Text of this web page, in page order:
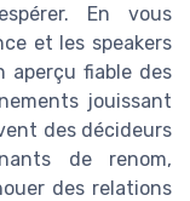
En vous
et les speakers
aperçu fiable des
jouissant
des décideurs
de renom,
des relations